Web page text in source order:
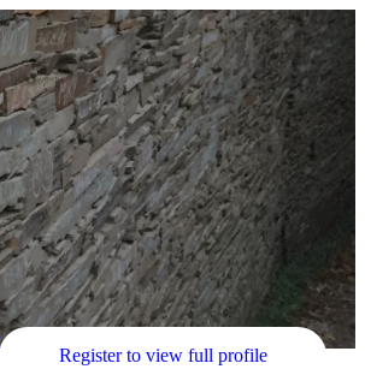
Register to view full profile